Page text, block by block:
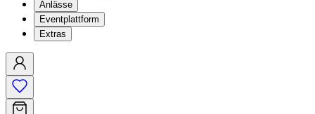
Anlässe
Eventplattform
Extras